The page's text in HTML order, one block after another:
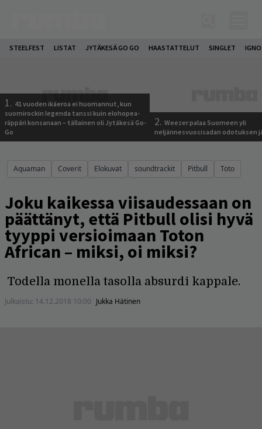
STEELFEST LISTAT JYTÄKESÄ GO GO HAASTATTELUT SINGLET
1. 41 vuoden ikäeroa ei huomannut, kun
suomirockin legenda tanssi kuin elohopea-
räppäri konsanaan – tällainen oli Jytäkesä Go-
Go
2. Weezer palaa Suomeen yli
neljännesvuosisadan odotuksen
Aquaman Coverit Elokuvat soundtrackit Pitbull Toto
Joku kaikessa viisaudessaan on
päättänyt, että Pitbull olisi hyvä
tyyppi versioimaan Toton
African – miksi, oi miksi?
Todella monella tasolla absurdi kappale.
Julkaistu: 14.12.2018 10:00 Jukka Hätinen